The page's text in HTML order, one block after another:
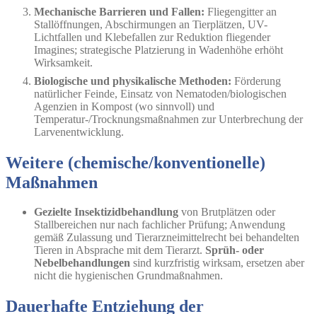
Mechanische Barrieren und Fallen: Fliegengitter an
Stallöffnungen, Abschirmungen an Tierplätzen, UV-
Lichtfallen und Klebefallen zur Reduktion fliegender
Imagines; strategische Platzierung in Wadenhöhe erhöht
Wirksamkeit.
Biologische und physikalische Methoden: Förderung
natürlicher Feinde, Einsatz von Nematoden/biologischen
Agenzien in Kompost (wo sinnvoll) und
Temperatur-/Trocknungsmaßnahmen zur Unterbrechung der
Larvenentwicklung.
Weitere (chemische/konventionelle)
Maßnahmen
Gezielte Insektizidbehandlung von Brutplätzen oder
Stallbereichen nur nach fachlicher Prüfung; Anwendung
gemäß Zulassung und Tierarzneimittelrecht bei behandelten
Tieren in Absprache mit dem Tierarzt. Sprüh- oder
Nebelbehandlungen sind kurzfristig wirksam, ersetzen aber
nicht die hygienischen Grundmaßnahmen.
Dauerhafte Entziehung der